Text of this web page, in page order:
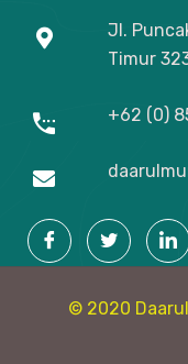
Jl.
Timur
+62 (0)
© 2020